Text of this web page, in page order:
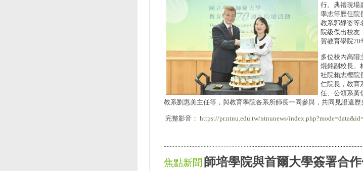
行。典禮現場
學志等歷任院
教系郭靜姿等
院級傑出校友
賀教育學院70
多位校內高階
焜銘副校長、
社院賴志樫院
仁院長，教育
任、公領系黃
教系劉惠美主任等，與教育學院各系所師長一同參與，共同見證這歷
完整影音： https://pr.ntnu.edu.tw/ntnunews/
焦點新聞 師培學院與首爾大學簽署合